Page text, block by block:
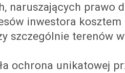
naruszających prawo
inwestora kosztem
szczególnie terenów
ochrona unikatowej